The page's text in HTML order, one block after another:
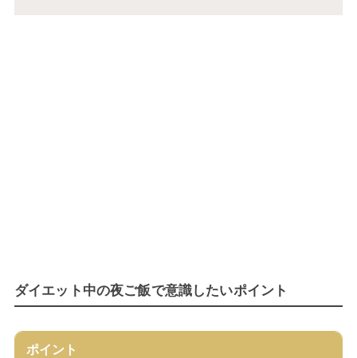
ダイエット中の夜ご飯で意識したいポイント
ポイント